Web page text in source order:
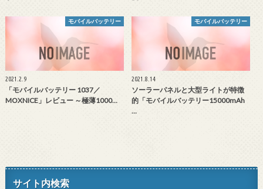
モバイルバッテリー
2021.2.9
「モバイルバッテリー 1037／
MOXNICE」レビュー ～極薄1000…
モバイルバッテリー
2021.8.14
ソーラーパネルと大型ライトが特徴
的「モバイルバッテリー15000mAh
…
サイト内検索